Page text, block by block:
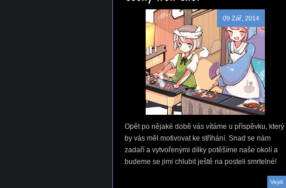
09 Zář, 2014
Opět po nějaké době vás vítáme u příspěvku, který
by vás měl motivovat ke stříhání. Snad se nám
zadaří a vytvořenými dílky potěšíme naše okolí a
budeme se jimi chlubit ještě na posteli smrtelné!
Vejdi